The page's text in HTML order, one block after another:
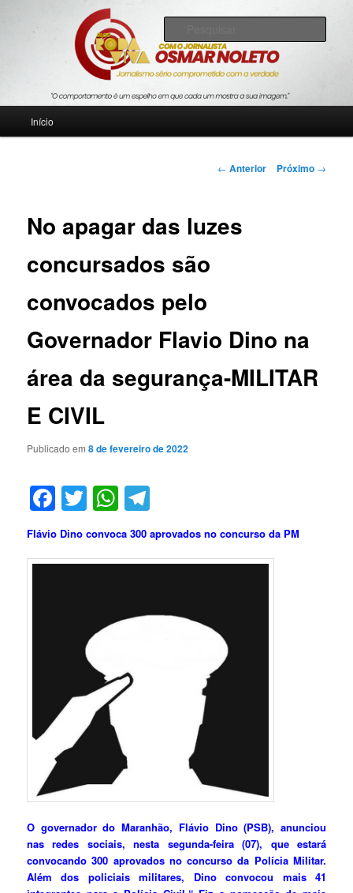
Blog Roda Viva
Jornalismo sério comprometido com a verdade
Início
Navegação
← Anterior Próximo →
No apagar das luzes
concursados são
convocados pelo
Governador Flavio Dino na
área da segurança-MILITAR
E CIVIL
Publicado em8 de fevereiro de 2022
Facebook
TwitterWhatsApp
Flávio Dino convoca 300 aprovados no concurso da PM
O governador do Maranhão, Flávio Dino (PSB), anunciou
nas redes sociais, nesta segunda-feira (07), que estará
convocando 300 aprovados no concurso da Polícia Militar.
Além dos policiais militares, Dino convocou mais 41